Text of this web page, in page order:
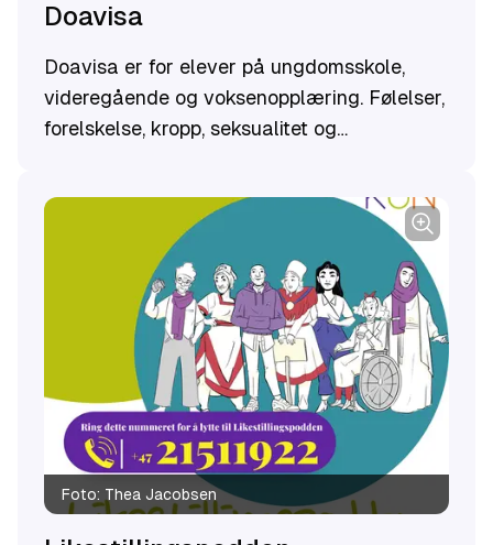
Doavisa
Doavisa er for elever på ungdomsskole,
videregående og voksenopplæring. Følelser,
forelskelse, kropp, seksualitet og
ungdommen svar – på do. Doavisa er
utviklet i samarbeid med Steinkjer unge
kvinners sanitetsforening og Norske
kvinners sanitetsforening.
Foto: Thea Jacobsen